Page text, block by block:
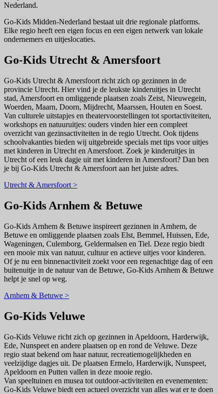
Nederland.
Go-Kids Midden-Nederland bestaat uit drie regionale platforms.
Elke regio heeft een eigen focus en een eigen netwerk van lokale
ondernemers en uitjeslocaties.
Go-Kids Utrecht & Amersfoort
Go-Kids Utrecht & Amersfoort richt zich op gezinnen in de
provincie Utrecht. Hier vind je de leukste kinderuitjes in Utrecht
stad, Amersfoort en omliggende plaatsen zoals Zeist, Nieuwegein,
Woerden, Maarn, Doorn, Mijdrecht, Maarssen, Houten en Soest.
Van culturele uitstapjes en theatervoorstellingen tot sportactiviteiten,
workshops en natuuruitjes: ouders vinden hier een compleet
overzicht van gezinsactiviteiten in de regio Utrecht. Ook tijdens
schoolvakanties bieden wij uitgebreide specials met tips voor uitjes
met kinderen in Utrecht en Amersfoort. Zoek je kinderuitjes in
Utrecht of een leuk dagje uit met kinderen in Amersfoort? Dan ben
je bij Go-Kids Utrecht & Amersfoort aan het juiste adres.
Utrecht & Amersfoort >
Go-Kids Arnhem & Betuwe
Go-Kids Arnhem & Betuwe inspireert gezinnen in Arnhem, de
Betuwe en omliggende plaatsen zoals Elst, Bemmel, Huissen, Ede,
Wageningen, Culemborg, Geldermalsen en Tiel. Deze regio biedt
een mooie mix van natuur, cultuur en actieve uitjes voor kinderen.
Of je nu een binnenactiviteit zoekt voor een regenachtige dag of een
buitenuitje in de natuur van de Betuwe, Go-Kids Arnhem & Betuwe
helpt je snel op weg.
Arnhem & Betuwe >
Go-Kids Veluwe
Go-Kids Veluwe richt zich op gezinnen in Apeldoorn, Harderwijk,
Ede, Nunspeet en andere plaatsen op en rond de Veluwe. Deze
regio staat bekend om haar natuur, recreatiemogelijkheden en
veelzijdige dagjes uit. De plaatsen Ermelo, Harderwijk, Nunspeet,
Apeldoorn en Putten vallen in deze mooie regio.
Van speeltuinen en musea tot outdoor-activiteiten en evenementen:
Go-Kids Veluwe biedt een actueel overzicht van alles wat er te doen